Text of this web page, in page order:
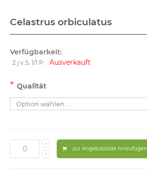
Celastrus orbiculatus
Verfügbarkeit:
2 j.v.S. 1/1 P: Ausverkauft
* Qualität
zur Angebotsliste hinzufügen